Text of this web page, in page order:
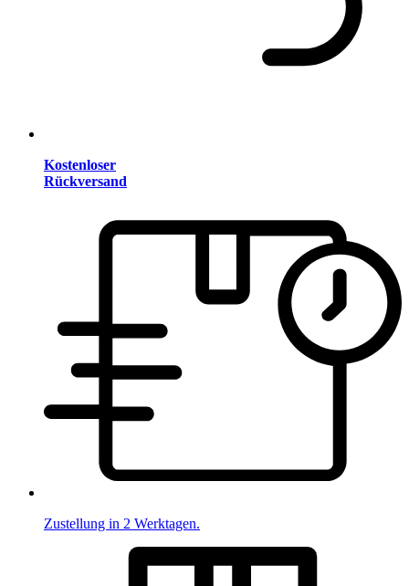
Kostenloser
Rückversand
Zustellung in 2 Werktagen.